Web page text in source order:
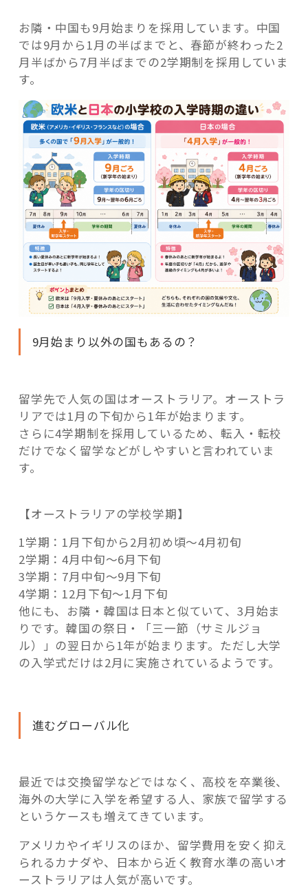
お隣・中国も9月始まりを採用しています。中国
では9月から1月の半ばまでと、春節が終わった2
月半ばから7月半ばまでの2学期制を採用していま
す。
9月始まり以外の国もあるの？
留学先で人気の国はオーストラリア。オーストラ
リアでは1月の下旬から1年が始まります。
さらに4学期制を採用しているため、転入・転校
だけでなく留学などがしやすいと言われていま
す。
【オーストラリアの学校学期】
1学期：1月下旬から2月初め頃〜4月初旬
2学期：4月中旬〜6月下旬
3学期：7月中旬〜9月下旬
4学期：12月下旬〜1月下旬
他にも、お隣・韓国は日本と似ていて、3月始ま
りです。韓国の祭日・「三一節（サミルジョ
ル）」の翌日から1年が始まります。ただし大学
の入学式だけは2月に実施されているようです。
進むグローバル化
最近では交換留学などではなく、高校を卒業後、
海外の大学に入学を希望する人、家族で留学する
というケースも増えてきています。
アメリカやイギリスのほか、留学費用を安く抑え
られるカナダや、日本から近く教育水準の高いオ
ーストラリアは人気が高いです。